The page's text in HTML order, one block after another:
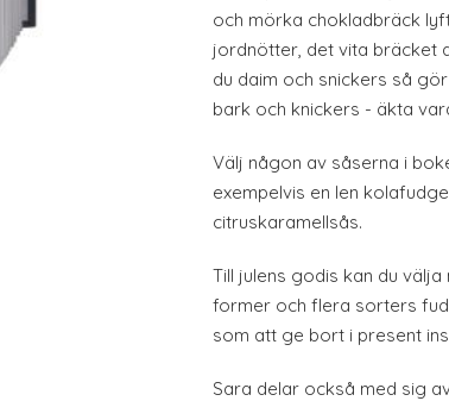
och mörka chokladbräck
jordnötter, det vita bräcket
du daim och snickers så
bark och knickers - äkta
Välj någon av såserna i
exempelvis en len
citruskaramellsås.
Till julens godis kan du
former och flera sorters
som att ge bort i present
Sara delar också med sig